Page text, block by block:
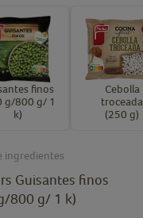
finos
g/800 g/ 1
k)
Cebolla
troceada
(250 g)
ingredientes
Guisantes finos
800 g/ 1 k)